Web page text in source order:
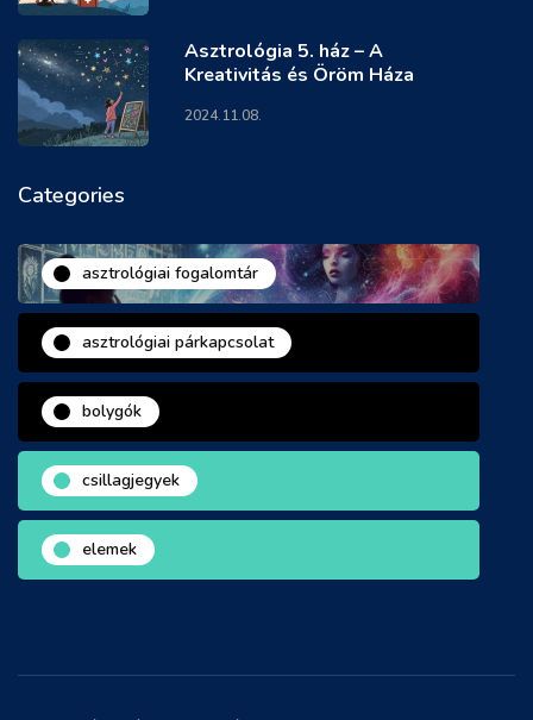
Asztrológia 5. ház – A
Kreativitás és Öröm Háza
2024.11.08.
Categories
asztrológiai fogalomtár
asztrológiai párkapcsolat
bolygók
csillagjegyek
elemek